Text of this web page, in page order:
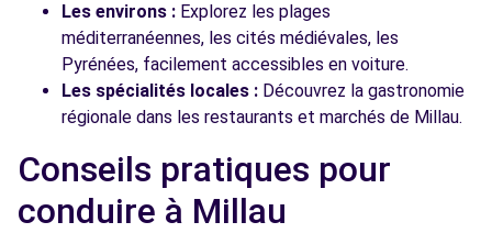
Les environs : Explorez les plages
méditerranéennes, les cités médiévales, les
Pyrénées, facilement accessibles en voiture.
Les spécialités locales : Découvrez la gastronomie
régionale dans les restaurants et marchés de Millau.
Conseils pratiques pour
conduire à Millau